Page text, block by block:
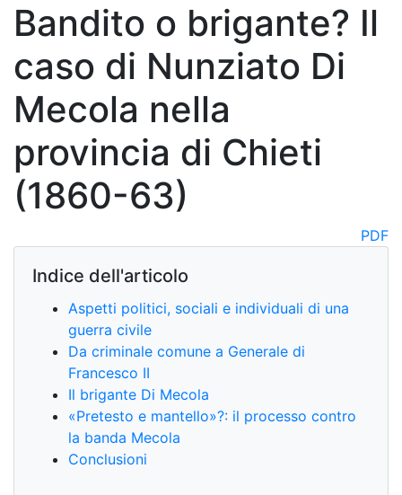
Bandito o brigante? Il
caso di Nunziato Di
Mecola nella
provincia di Chieti
(1860-63)
PDF
Indice dell'articolo
Aspetti politici, sociali e individuali di una
guerra civile
Da criminale comune a Generale di
Francesco II
Il brigante Di Mecola
«Pretesto e mantello»?: il processo contro
la banda Mecola
Conclusioni